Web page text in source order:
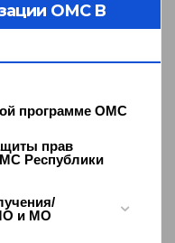
ОМС В
программе ОМС
прав
Республики
и МО